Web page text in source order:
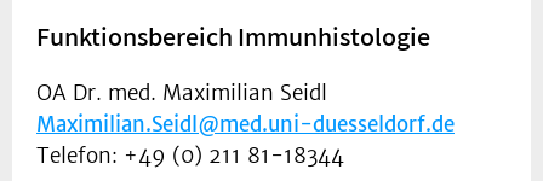
Funktionsbereich Immunhistologie
OA Dr. med. Maximilian Seidl
Maximilian.Seidl@med.uni-duesseldorf.de
Telefon: +49 (0) 211 81-18344